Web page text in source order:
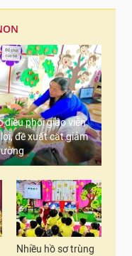
điều phối giáo viên
đề xuất cắt giảm
Nhiều hồ sơ trùng